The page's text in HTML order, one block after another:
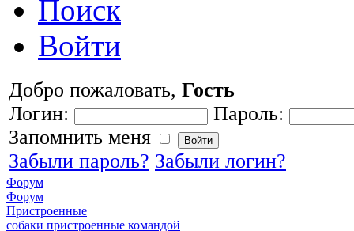
Поиск
Войти
Добро пожаловать, Гость
Логин:
Пароль:
Запомнить меня
Забыли пароль? Забыли логин?
Форум
Форум
Пристроенные
собаки пристроенные командой